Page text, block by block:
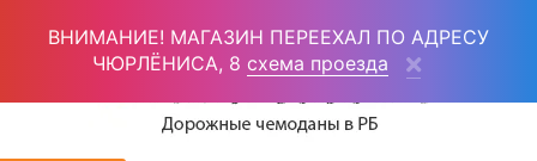
ВНИМАНИЕ! МАГАЗИН ПЕРЕЕХАЛ ПО АДРЕСУ
ЧЮРЛЁНИСА, 8 схема проезда